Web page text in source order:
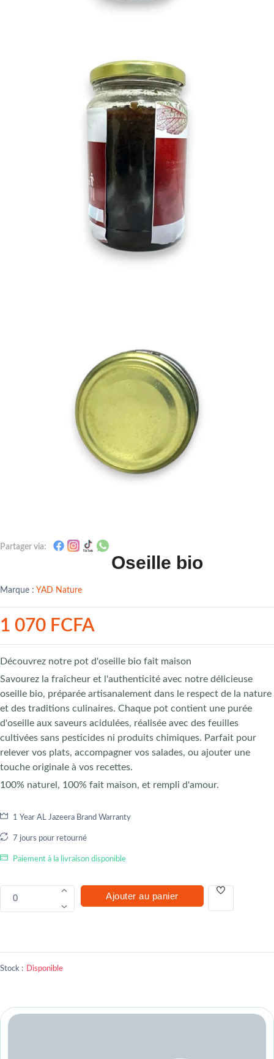
Partager via:
Oseille bio
Marque : YAD Nature
1 070 FCFA
Découvrez notre pot d'oseille bio fait maison
Savourez la fraîcheur et l'authenticité avec notre délicieuse
oseille bio, préparée artisanalement dans le respect de la nature
et des traditions culinaires. Chaque pot contient une purée
d'oseille aux saveurs acidulées, réalisée avec des feuilles
cultivées sans pesticides ni produits chimiques. Parfait pour
relever vos plats, accompagner vos salades, ou ajouter une
touche originale à vos recettes.
100% naturel, 100% fait maison, et rempli d'amour.
1 Year AL Jazeera Brand Warranty
7 jours pour retourné
Paiement à la livraison disponible
0 Ajouter au panier
Stock : Disponible